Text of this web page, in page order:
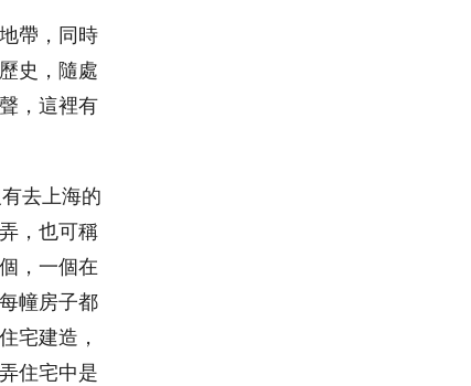
帶，同時
史，隨處
，這裡有
去上海的
，也可稱
，一個在
幢房子都
宅建造，
住宅中是